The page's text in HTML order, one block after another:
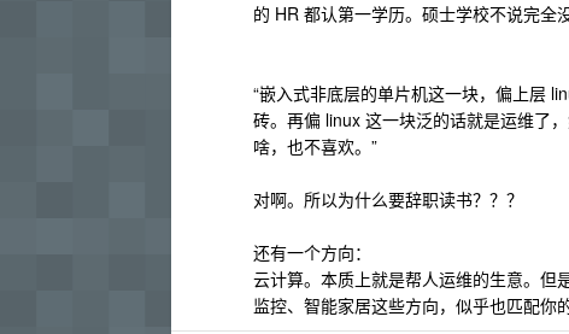
的 HR 都认第一学历。硕士学校不说完全
“嵌入式非底层的单片机这一块，偏上层
砖。再偏 linux 这一块泛的话就是运维了
啥，也不喜欢。”
对啊。所以为什么要辞职读书？？？
还有一个方向：
云计算。本质上就是帮人运维的生意。但
监控、智能家居这些方向，似乎也匹配你